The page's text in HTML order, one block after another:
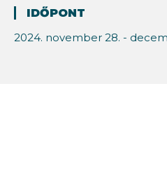
IDŐPONT
2024. november 28. -